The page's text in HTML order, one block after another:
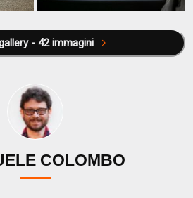
Tutta la gallery - 42 immagini
COLOMBO